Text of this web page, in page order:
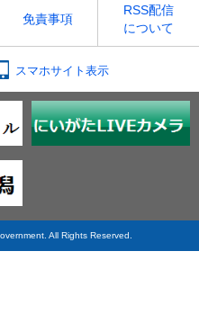
免責事項
RSS配信
について
スマホサイト表示
All Rights Reserved.